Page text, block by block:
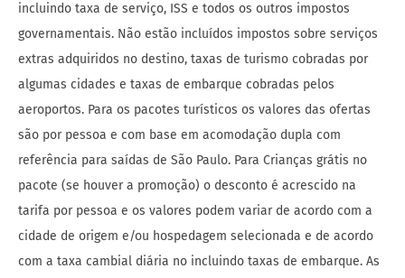
incluindo taxa de serviço, ISS e todos os outros impostos
governamentais. Não estão incluídos impostos sobre serviços
extras adquiridos no destino, taxas de turismo cobradas por
algumas cidades e taxas de embarque cobradas pelos
aeroportos. Para os pacotes turísticos os valores das ofertas
são por pessoa e com base em acomodação dupla com
referência para saídas de São Paulo. Para Crianças grátis no
pacote (se houver a promoção) o desconto é acrescido na
tarifa por pessoa e os valores podem variar de acordo com a
cidade de origem e/ou hospedagem selecionada e de acordo
com a taxa cambial diária no incluindo taxas de embarque. As